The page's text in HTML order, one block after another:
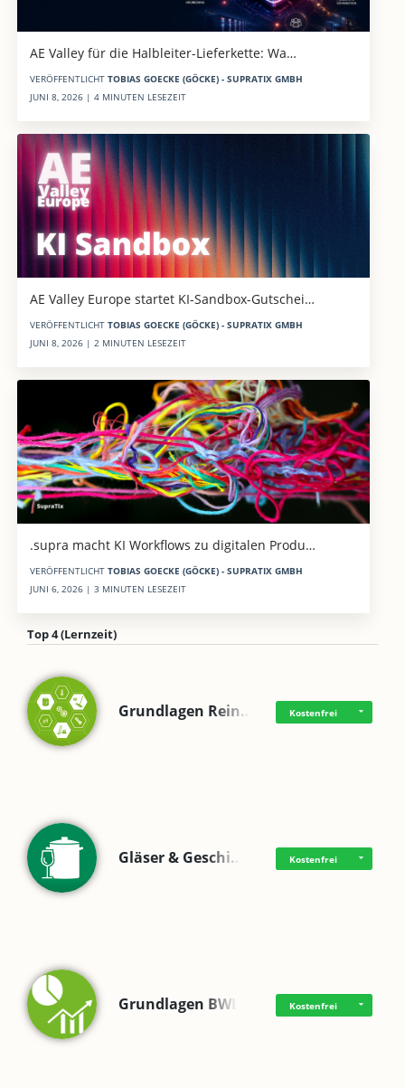
AE Valley für die Halbleiter-Lieferkette: Wa…
VERÖFFENTLICHT TOBIAS GOECKE (GÖCKE) - SUPRATIX GMBH
JUNI 8, 2026 | 4 MINUTEN LESEZEIT
AE Valley Europe startet KI-Sandbox-Gutschei…
VERÖFFENTLICHT TOBIAS GOECKE (GÖCKE) - SUPRATIX GMBH
JUNI 8, 2026 | 2 MINUTEN LESEZEIT
.supra macht KI Workflows zu digitalen Produ…
VERÖFFENTLICHT TOBIAS GOECKE (GÖCKE) - SUPRATIX GMBH
JUNI 6, 2026 | 3 MINUTEN LESEZEIT
Top 4 (Lernzeit)
Grundlagen Rein… Kostenfrei
Gläser & Geschi… Kostenfrei
Grundlagen BWL Kostenfrei